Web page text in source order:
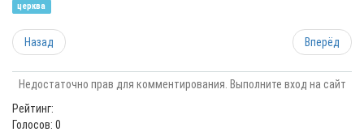
церква
Назад Вперёд
Недостаточно прав для комментирования. Выполните вход на сайт
Рейтинг:
Голосов: 0